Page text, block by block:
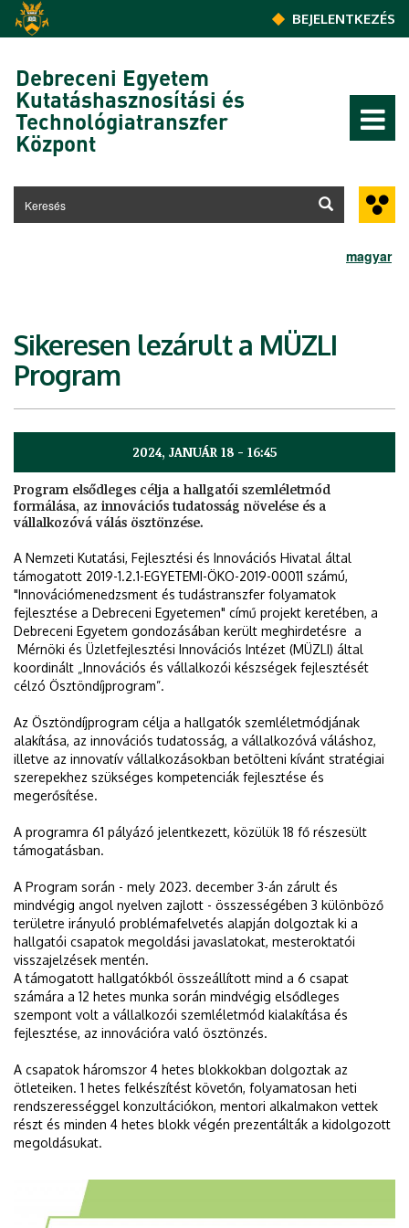
Ugrás a tartalomra
BEJELENTKEZÉS
Debreceni Egyetem
Kutatáshasznosítási és
Technológiatranszfer
Központ
magyar
Sikeresen lezárult a MÜZLI
Program
2024, JANUÁR 18 - 16:45
Program elsődleges célja a hallgatói szemléletmód
formálása, az innovációs tudatosság növelése és a
vállalkozóvá válás ösztönzése.
A Nemzeti Kutatási, Fejlesztési és Innovációs Hivatal által
támogatott 2019-1.2.1-EGYETEMI-ÖKO-2019-00011 számú,
"Innovációmenedzsment és tudástranszfer folyamatok
fejlesztése a Debreceni Egyetemen" című projekt keretében, a
Debreceni Egyetem gondozásában került meghirdetésre a
Mérnöki és Üzletfejlesztési Innovációs Intézet (MÜZLI) által
koordinált „Innovációs és vállalkozói készségek fejlesztését
célzó Ösztöndíjprogram”.
Az Ösztöndíjprogram célja a hallgatók szemléletmódjának
alakítása, az innovációs tudatosság, a vállalkozóvá váláshoz,
illetve az innovatív vállalkozásokban betölteni kívánt stratégiai
szerepekhez szükséges kompetenciák fejlesztése és
megerősítése.
A programra 61 pályázó jelentkezett, közülük 18 fő részesült
támogatásban.
A Program során - mely 2023. december 3-án zárult és
mindvégig angol nyelven zajlott - összességében 3 különböző
területre irányuló problémafelvetés alapján dolgoztak ki a
hallgatói csapatok megoldási javaslatokat, mesteroktatói
visszajelzések mentén.
A támogatott hallgatókból összeállított mind a 6 csapat
számára a 12 hetes munka során mindvégig elsődleges
szempont volt a vállalkozói szemléletmód kialakítása és
fejlesztése, az innovációra való ösztönzés.
A csapatok háromszor 4 hetes blokkokban dolgoztak az
ötleteiken. 1 hetes felkészítést követőn, folyamatosan heti
rendszerességgel konzultációkon, mentori alkalmakon vettek
részt és minden 4 hetes blokk végén prezentálták a kidolgozott
megoldásukat.